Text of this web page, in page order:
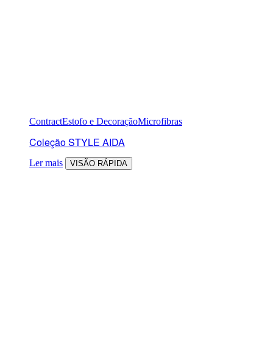
ContractEstofo e DecoraçãoMicrofibras
Coleção STYLE AIDA
Ler mais VISÃO RÁPIDA